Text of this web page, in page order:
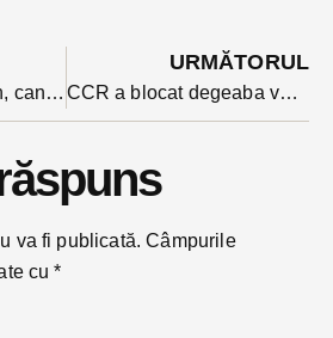
Primarul din Beclean, candidat la Senat din partea PSD mesaje de mulțumire după ce în oras scorul partidului sau a fost printre cele mai mari
URMĂTORUL
CCR a blocat degeaba validarea primului tur al prezidențiale: diferențe nesemnificative susțin judecatorii. N-au mai așteptat voturile din străinătate
va fi publicată. Câmpurile
cu*